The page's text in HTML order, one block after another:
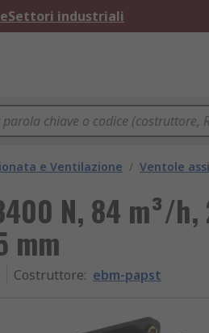
Settori industriali
e Ventilazione / Ventole
N, 84 m³/h,
mm
Costruttore: ebm-papst